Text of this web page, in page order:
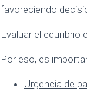
favoreciendo
Evaluar el
Por eso, es
Urgencia de